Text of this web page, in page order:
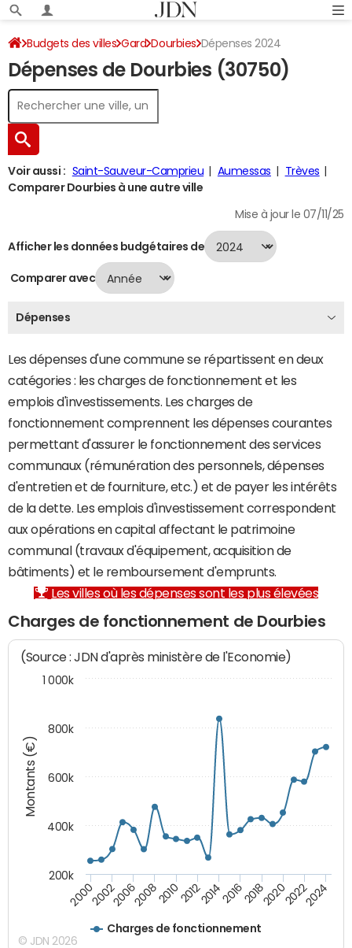
Budgets des villes Gard Dourbies Dépenses 2024
Dépenses de Dourbies (30750)
Voir aussi : Saint-Sauveur-Camprieu Aumessas
Trèves
Comparer Dourbies à une autre ville
Mise à jour le 07/11/25
Afficher les données budgétaires de
Comparer avec
Dépenses
Les dépenses d'une commune se répartissent en deux
catégories : les charges de fonctionnement et les
emplois d'investissements. Les charges de
fonctionnement comprennent les dépenses courantes
permettant d'assurer le fonctionnement des services
communaux (rémunération des personnels, dépenses
d'entretien et de fourniture, etc.) et de payer les intérêts
de la dette. Les emplois d'investissement correspondent
aux opérations en capital affectant le patrimoine
communal (travaux d'équipement, acquisition de
bâtiments) et le remboursement d'emprunts.
Les villes où les dépenses sont les plus élevées
Charges de fonctionnement de Dourbies
Montants (€)
(Source : JDN d'après ministère de l'Economie)
Charges de fonctionnement
200020022006200820102012201420162018202020222024
200k
400k
600k
800k
1 000k
© JDN 2026